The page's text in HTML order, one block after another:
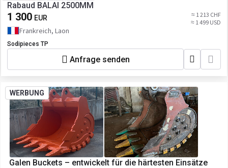
Rabaud BALAI 2500MM
1 300 EUR
≈ 1 213 CHF
≈ 1 499 USD
Frankreich, Laon
Sodipieces TP
Anfrage senden
WERBUNG
Galen Buckets – entwickelt für die härtesten Einsätze